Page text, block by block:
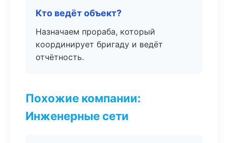
Кто ведёт объект?
Назначаем прораба, который
координирует бригаду и ведёт
отчётность.
Похожие компании:
Инженерные сети